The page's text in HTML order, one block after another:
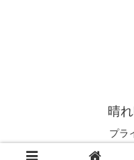
晴
プラ
© 2019